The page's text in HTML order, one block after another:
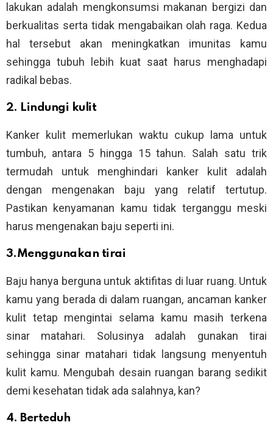
lakukan adalah mengkonsumsi makanan bergizi dan
berkualitas serta tidak mengabaikan olah raga. Kedua
hal tersebut akan meningkatkan imunitas kamu
sehingga tubuh lebih kuat saat harus menghadapi
radikal bebas.
2. Lindungi kulit
Kanker kulit memerlukan waktu cukup lama untuk
tumbuh, antara 5 hingga 15 tahun. Salah satu trik
termudah untuk menghindari kanker kulit adalah
dengan mengenakan baju yang relatif tertutup.
Pastikan kenyamanan kamu tidak terganggu meski
harus mengenakan baju seperti ini.
3.Menggunakan tirai
Baju hanya berguna untuk aktifitas di luar ruang. Untuk
kamu yang berada di dalam ruangan, ancaman kanker
kulit tetap mengintai selama kamu masih terkena
sinar matahari. Solusinya adalah gunakan tirai
sehingga sinar matahari tidak langsung menyentuh
kulit kamu. Mengubah desain ruangan barang sedikit
demi kesehatan tidak ada salahnya, kan?
4. Berteduh